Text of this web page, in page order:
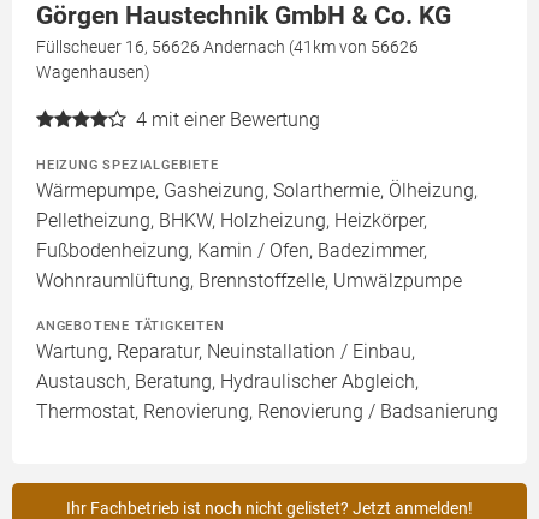
Görgen Haustechnik GmbH & Co. KG
Füllscheuer 16, 56626 Andernach (41km von 56626
Wagenhausen)
4 mit einer Bewertung
HEIZUNG SPEZIALGEBIETE
Wärmepumpe, Gasheizung, Solarthermie, Ölheizung,
Pelletheizung, BHKW, Holzheizung, Heizkörper,
Fußbodenheizung, Kamin / Ofen, Badezimmer,
Wohnraumlüftung, Brennstoffzelle, Umwälzpumpe
ANGEBOTENE TÄTIGKEITEN
Wartung, Reparatur, Neuinstallation / Einbau,
Austausch, Beratung, Hydraulischer Abgleich,
Thermostat, Renovierung, Renovierung / Badsanierung
Ihr Fachbetrieb ist noch nicht gelistet? Jetzt anmelden!